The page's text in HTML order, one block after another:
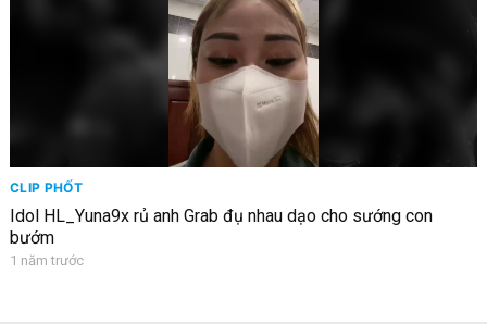
CLIP PHỐT
Idol HL_Yuna9x rủ anh Grab đụ nhau dạo cho sướng con
bướm
1 năm trước